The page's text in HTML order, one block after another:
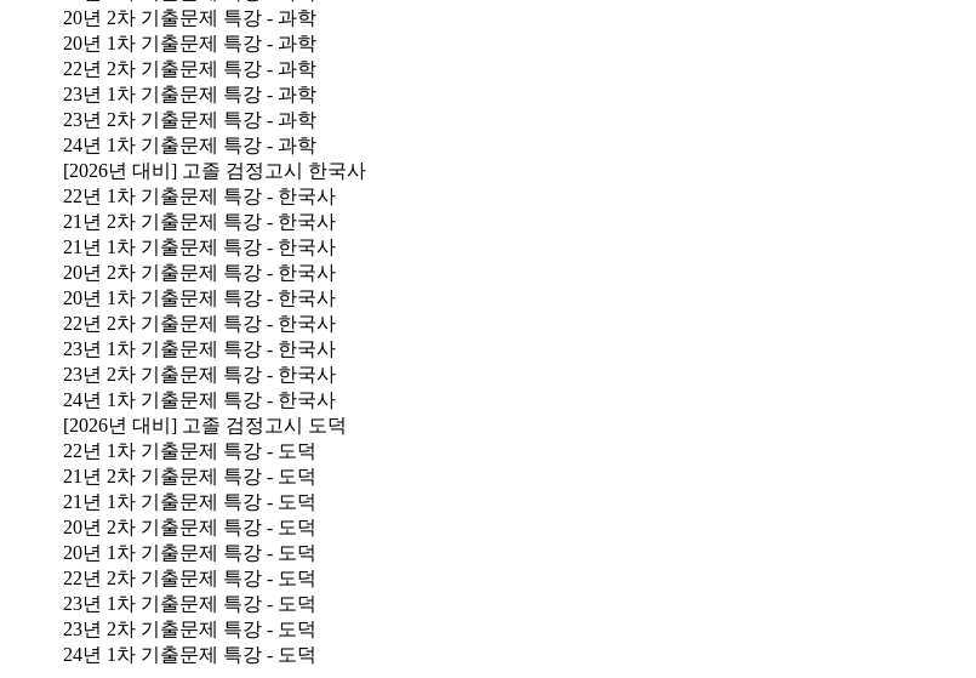
20년 2차 기출문제 특강 - 과학
20년 1차 기출문제 특강 - 과학
22년 2차 기출문제 특강 - 과학
23년 1차 기출문제 특강 - 과학
23년 2차 기출문제 특강 - 과학
24년 1차 기출문제 특강 - 과학
[2026년 대비] 고졸 검정고시 한국사
22년 1차 기출문제 특강 - 한국사
21년 2차 기출문제 특강 - 한국사
21년 1차 기출문제 특강 - 한국사
20년 2차 기출문제 특강 - 한국사
20년 1차 기출문제 특강 - 한국사
22년 2차 기출문제 특강 - 한국사
23년 1차 기출문제 특강 - 한국사
23년 2차 기출문제 특강 - 한국사
24년 1차 기출문제 특강 - 한국사
[2026년 대비] 고졸 검정고시 도덕
22년 1차 기출문제 특강 - 도덕
21년 2차 기출문제 특강 - 도덕
21년 1차 기출문제 특강 - 도덕
20년 2차 기출문제 특강 - 도덕
20년 1차 기출문제 특강 - 도덕
22년 2차 기출문제 특강 - 도덕
23년 1차 기출문제 특강 - 도덕
23년 2차 기출문제 특강 - 도덕
24년 1차 기출문제 특강 - 도덕